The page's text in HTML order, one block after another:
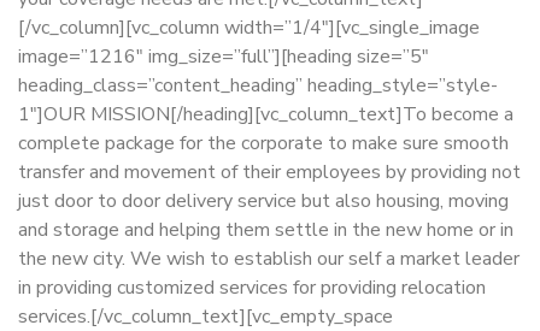
[/vc_column][vc_column width=”1/4″][vc_single_image
image=”1216″ img_size=”full”][heading size=”5″
heading_class=”content_heading” heading_style=”style-
1″]OUR MISSION[/heading][vc_column_text]To become a
complete package for the corporate to make sure smooth
transfer and movement of their employees by providing not
just door to door delivery service but also housing, moving
and storage and helping them settle in the new home or in
the new city. We wish to establish our self a market leader
in providing customized services for providing relocation
services.[/vc_column_text][vc_empty_space